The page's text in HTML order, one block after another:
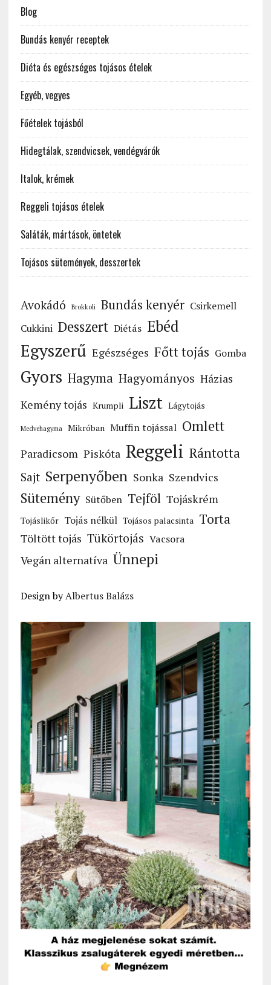
Blog
Bundás kenyér receptek
Diéta és egészséges tojásos ételek
Egyéb, vegyes
Főételek tojásból
Hidegtálak, szendvicsek, vendégvárók
Italok, krémek
Reggeli tojásos ételek
Saláták, mártások, öntetek
Tojásos sütemények, desszertek
Avokádó Brokkoli Bundás kenyér Csirkemell
Cukkini Desszert Diétás Ebéd
Egyszerű Egészséges Főtt tojás Gomba
Gyors Hagyma Hagyományos Házias
Kemény tojás Krumpli Liszt Lágytojás
Medvehagyma Mikróban Muffin tojással Omlett
Paradicsom Piskóta Reggeli Rántotta
Sajt Serpenyőben Sonka Szendvics
Sütemény Sütőben Tejföl Tojáskrém
Tojáslikőr Tojás nélkül Tojásos palacsinta Torta
Töltött tojás Tükörtojás Vacsora
Vegán alternatíva Ünnepi
Design byAlbertus Balázs